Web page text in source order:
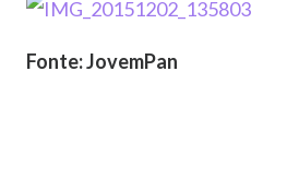
Fonte: JovemPan